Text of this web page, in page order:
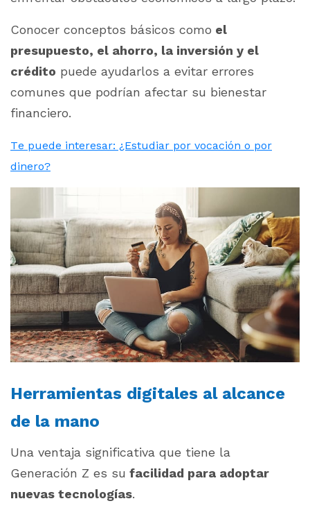
Conocer conceptos básicos como el
presupuesto, el ahorro, la inversión y el
crédito puede ayudarlos a evitar errores
comunes que podrían afectar su bienestar
financiero.
Te puede interesar: ¿Estudiar por vocación o por
dinero?
Herramientas digitales al alcance
de la mano
Una ventaja significativa que tiene la
Generación Z es su facilidad para adoptar
nuevas tecnologías.